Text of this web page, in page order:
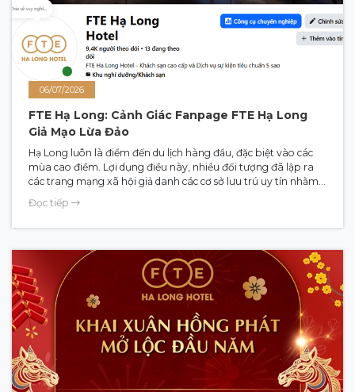
06/07/2026
FTE Hạ Long: Cảnh Giác Fanpage FTE Hạ Long
Giả Mạo Lừa Đảo
Hạ Long luôn là điểm đến du lịch hàng đầu, đặc biệt vào các
mùa cao điểm. Lợi dụng điều này, nhiều đối tượng đã lập ra
các trang mạng xã hội giả danh các cơ sở lưu trú uy tín nhằm
trục lợi. Gần đây, Khách sạn FTE Hạ Long đã ghi nhận nhiều
trường hợp FTE hạ Long giả mạo xuất hiện trên Facebook với
xác FTE Hạ Long chính chủ để có một kỳ nghỉ an toàn và trọn
vẹn.
Đọc tiếp